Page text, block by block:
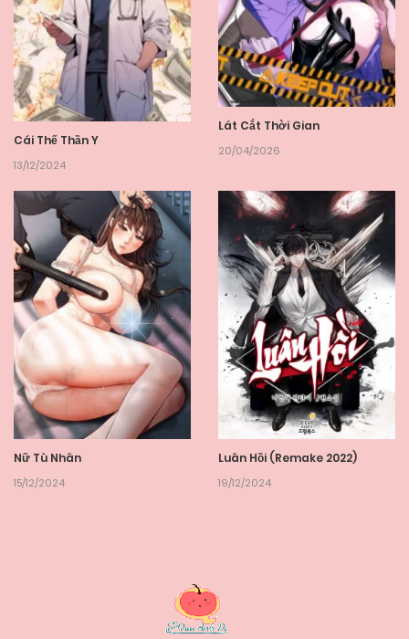
Cái Thế Thần Y
13/12/2024
Lát Cắt Thời Gian
20/04/2026
Nữ Tù Nhân
15/12/2024
Luân Hồi (Remake 2022)
19/12/2024